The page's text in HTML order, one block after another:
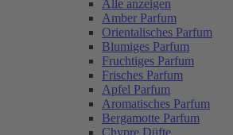
Alle anzeigen
Amber Parfum
Orientalisches Parfum
Blumiges Parfum
Fruchtiges Parfum
Frisches Parfum
Apfel Parfum
Aromatisches Parfum
Bergamotte Parfum
Chypre Düfte